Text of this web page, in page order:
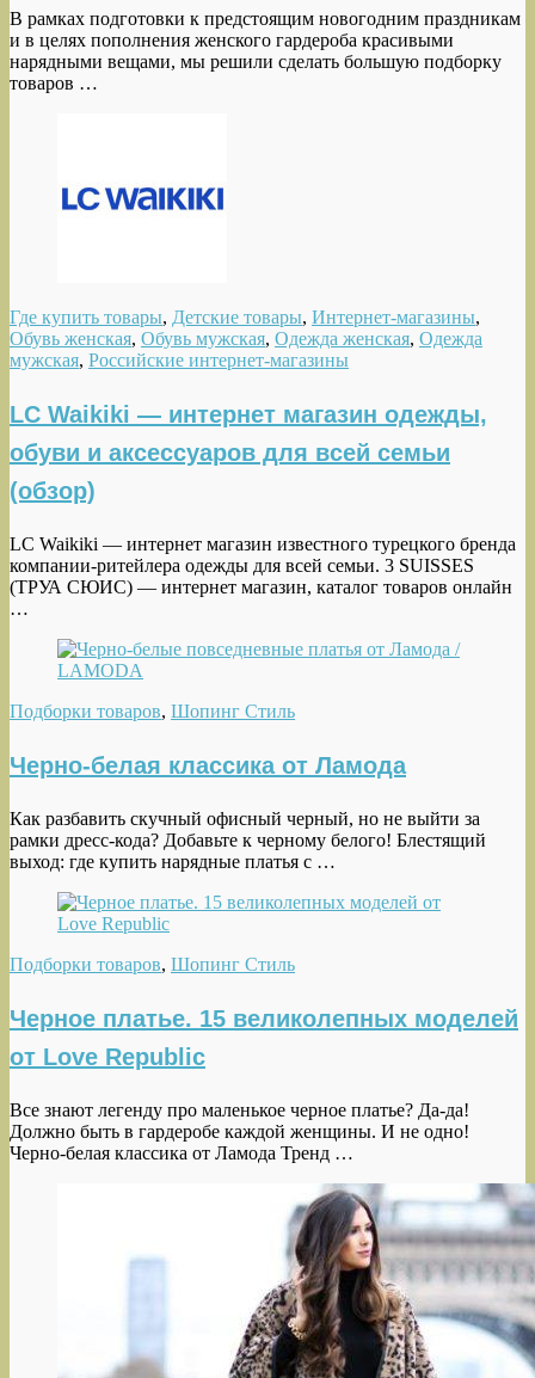
В рамках подготовки к предстоящим новогодним праздникам
и в целях пополнения женского гардероба красивыми
нарядными вещами, мы решили сделать большую подборку
товаров …
Где купить товары, Детские товары, Интернет-магазины,
Обувь женская, Обувь мужская, Одежда женская, Одежда
мужская, Российские интернет-магазины
LC Waikiki — интернет магазин одежды,
обуви и аксессуаров для всей семьи
(обзор)
LC Waikiki — интернет магазин известного турецкого бренда
компании-ритейлера одежды для всей семьи. 3 SUISSES
(ТРУА СЮИС) — интернет магазин, каталог товаров онлайн
…
Подборки товаров, Шопинг Стиль
Черно-белая классика от Ламода
Как разбавить скучный офисный черный, но не выйти за
рамки дресс-кода? Добавьте к черному белого! Блестящий
выход: где купить нарядные платья с …
Подборки товаров, Шопинг Стиль
Черное платье. 15 великолепных моделей
от Love Republic
Все знают легенду про маленькое черное платье? Да-да!
Должно быть в гардеробе каждой женщины. И не одно!
Черно-белая классика от Ламода Тренд …